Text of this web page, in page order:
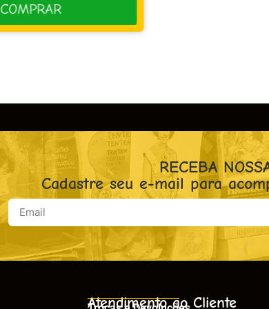
COMPRAR
RECEBA
Cadastre seu e-mail para
Atendimento ao Cliente